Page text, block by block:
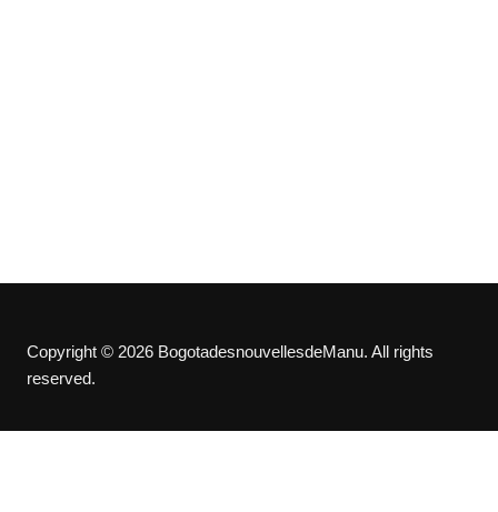
Copyright © 2026 BogotadesnouvellesdeManu. All rights
reserved.